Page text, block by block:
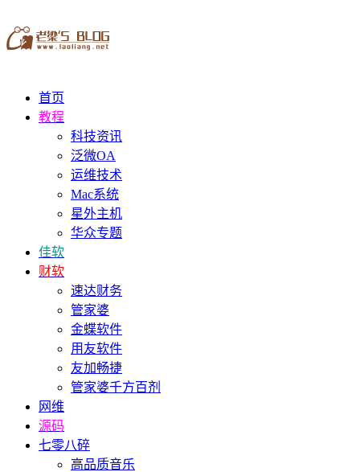
首页
教程
科技资讯
泛微OA
运维技术
Mac系统
星外主机
华众专题
佳软
财软
速达财务
管家婆
金蝶软件
用友软件
友加畅捷
管家婆千方百剂
网维
源码
七零八碎
高品质音乐